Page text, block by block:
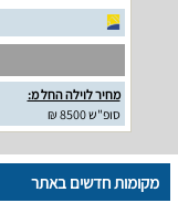
מחיר לוילה החל מ:
סופ"ש 8500 ₪
מקומות חדשים באתר